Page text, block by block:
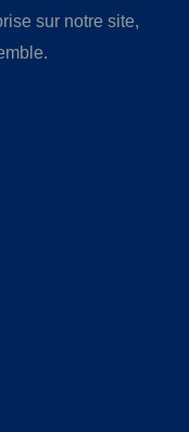
sur notre site,